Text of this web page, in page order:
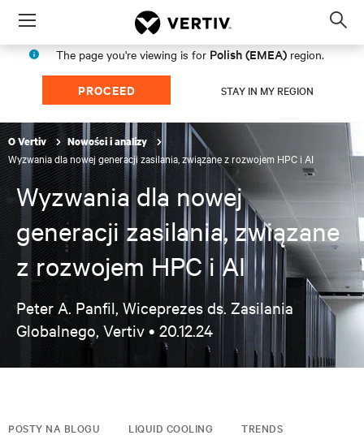
Menu
The page you're viewing is for Polish (EMEA) region.
PROCEED STAY IN MY REGION
O Vertiv Nowości i analizy
Wyzwania dla nowej generacji zasilania, związane z rozwojem HPC i AI
Wyzwania dla nowej
generacji zasilania, związane
z rozwojem HPC i AI
Peter A. Panfil, Wiceprezes ds. Zasilania
Globalnego, Vertiv • 20.12.24
POSTY NA BLOGU LIQUID COOLING TRENDS